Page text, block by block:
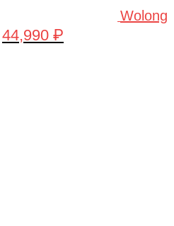
Wolong
Первоначальная
44,990 ₽